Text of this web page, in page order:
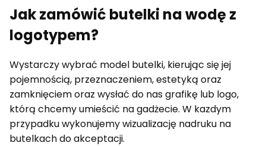
Jak zamówić butelki na wodę z
logotypem?
Wystarczy wybrać model butelki, kierując się jej
pojemnością, przeznaczeniem, estetyką oraz
zamknięciem oraz wysłać do nas grafikę lub logo,
którą chcemy umieścić na gadżecie. W kazdym
przypadku wykonujemy wizualizację nadruku na
butelkach do akceptacji.